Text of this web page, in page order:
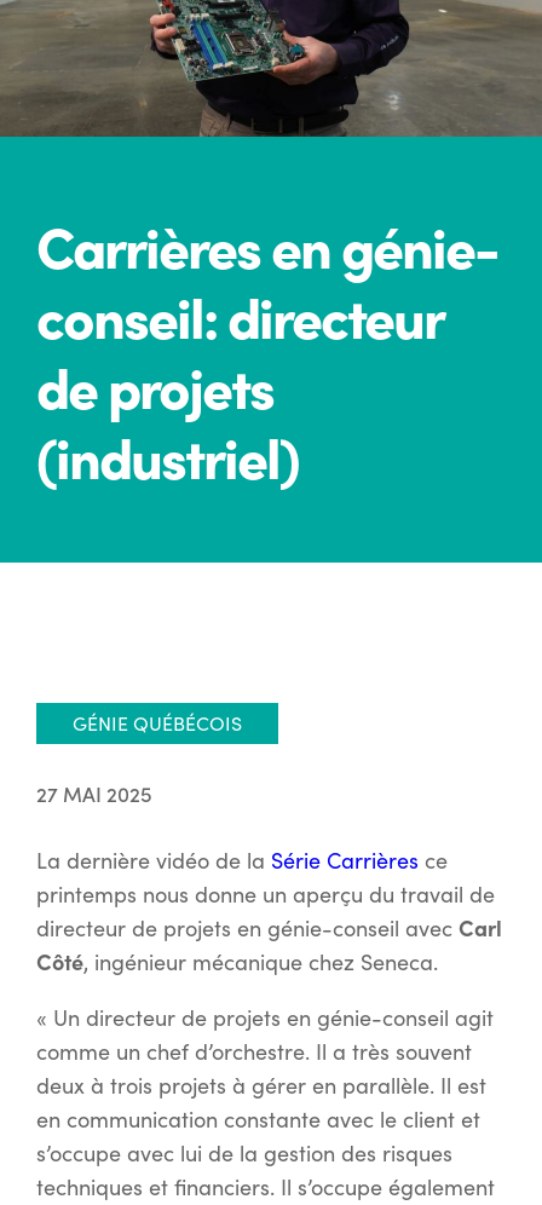
Carrières en génie-
conseil: directeur
de projets
(industriel)
GÉNIE QUÉBÉCOIS
27 MAI 2025
La dernière vidéo de la Série Carrières ce
printemps nous donne un aperçu du travail de
directeur de projets en génie-conseil avec Carl
Côté, ingénieur mécanique chez Seneca.
« Un directeur de projets en génie-conseil agit
comme un chef d’orchestre. Il a très souvent
deux à trois projets à gérer en parallèle. Il est
en communication constante avec le client et
s’occupe avec lui de la gestion des risques
techniques et financiers. Il s’occupe également